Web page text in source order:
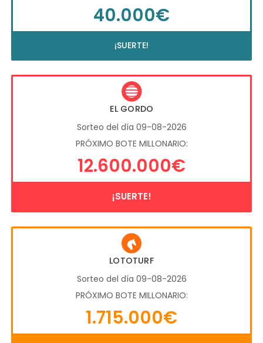
40.000€
¡SUERTE!
EL GORDO
Sorteo del día 09-08-2026
PRÓXIMO BOTE MILLONARIO:
12.600.000€
¡SUERTE!
LOTOTURF
Sorteo del día 09-08-2026
PRÓXIMO BOTE MILLONARIO:
1.715.000€